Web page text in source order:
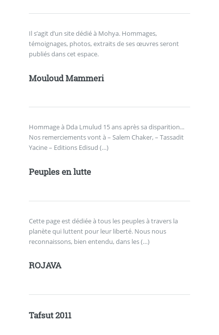
Il s’agit d’un site dédié à Mohya. Hommages,
témoignages, photos, extraits de ses œuvres seront
publiés dans cet espace.
Mouloud Mammeri
Hommage à Dda Lmulud 15 ans après sa disparition...
Nos remerciements vont à – Salem Chaker, – Tassadit
Yacine – Editions Edisud (…)
Peuples en lutte
Cette page est dédiée à tous les peuples à travers la
planète qui luttent pour leur liberté. Nous nous
reconnaissons, bien entendu, dans les (…)
ROJAVA
Tafsut 2011